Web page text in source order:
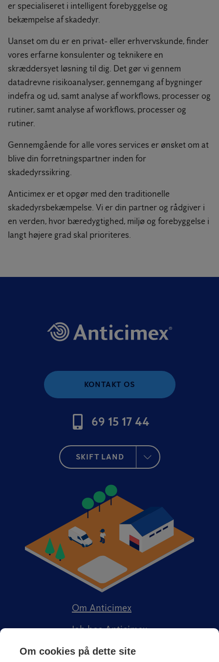
er specialiseret i intelligent forebyggelse og
bekæmpelse af skadedyr.
Uanset om du er en privat- eller erhvervskunde, finder
vores erfarne konsulenter og teknikere en
skræddersyet løsning til dig. Det gør vi gennem
datadrevne risikoanalyser, gennemgang af bygninger
indefra og ud, samt analyse af workflows, processer og
rutiner, samt analyse af workflows, processer og
rutiner.
Gennemgående for alle vores services er ønsket om at
blive din forretningspartner inden for
skadedyrssikring.
Anticimex er et opgør med den traditionelle
skadedyrsbekæmpelse. Vi er din partner og rådgiver i
en verden, hvor bæredygtighed, miljø og forebyggelse i
langt højere grad skal prioriteres.
KONTAKT OS
69 15 17 44
SKIFT LAND
Om Anticimex
Job hos Anticimex
Om cookies på dette site